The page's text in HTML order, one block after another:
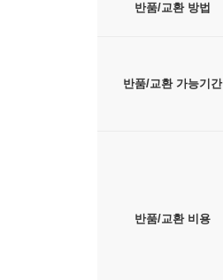
반품/교환 방법
반품/교환 가능기간
반품/교환 비용